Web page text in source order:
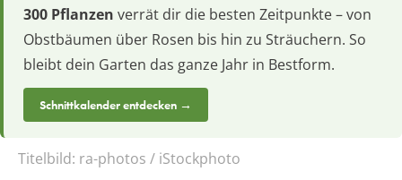
300 Pflanzen verrät dir die besten Zeitpunkte – von
Obstbäumen über Rosen bis hin zu Sträuchern. So
bleibt dein Garten das ganze Jahr in Bestform.
Schnittkalender entdecken →
Titelbild: ra-photos / iStockphoto